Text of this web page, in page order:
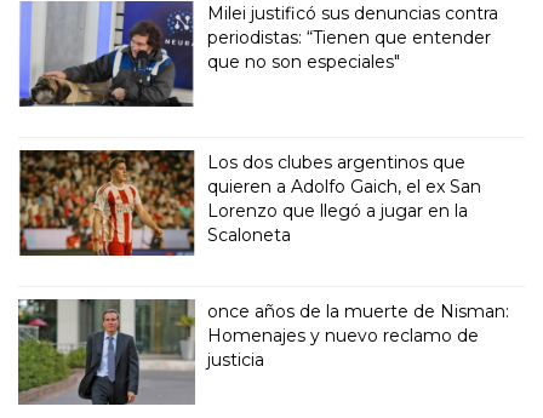
Milei justificó sus denuncias contra
periodistas: “Tienen que entender
que no son especiales"
Los dos clubes argentinos que
quieren a Adolfo Gaich, el ex San
Lorenzo que llegó a jugar en la
Scaloneta
once años de la muerte de Nisman:
Homenajes y nuevo reclamo de
justicia